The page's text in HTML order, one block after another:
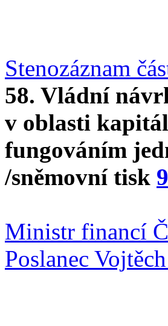
Stenozáznam
58. Vládní
v oblasti
fungováním
/sněmovní tisk
Ministr financí
Poslanec